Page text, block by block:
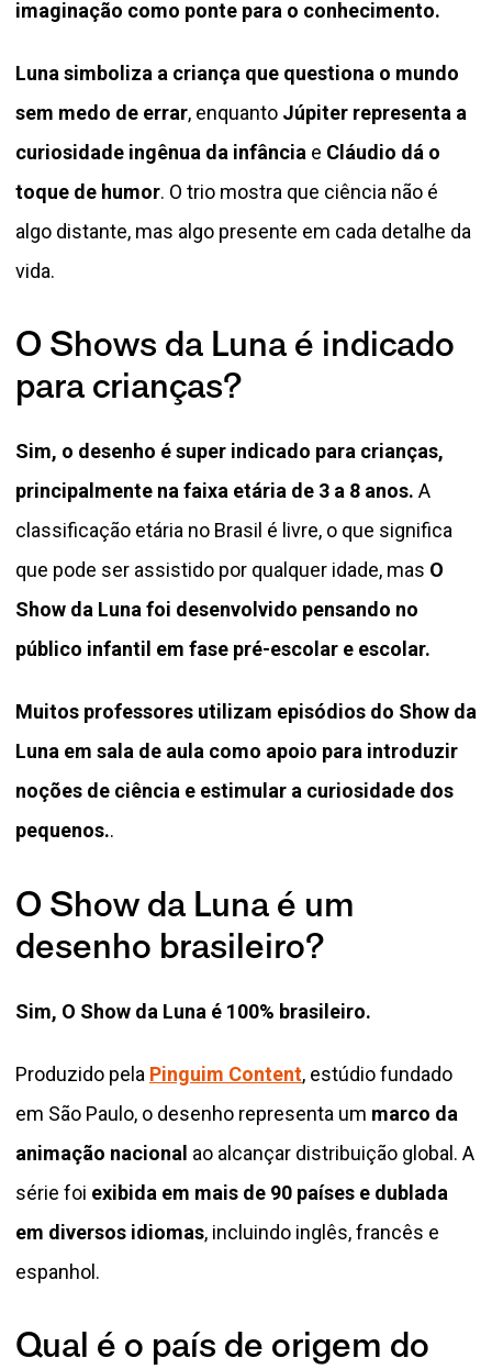
imaginação como ponte para o conhecimento.
Luna simboliza a criança que questiona o mundo
sem medo de errar, enquanto Júpiter representa a
curiosidade ingênua da infância e Cláudio dá o
toque de humor. O trio mostra que ciência não é
algo distante, mas algo presente em cada detalhe da
vida.
O Shows da Luna é indicado
para crianças?
Sim, o desenho é super indicado para crianças,
principalmente na faixa etária de 3 a 8 anos. A
classificação etária no Brasil é livre, o que significa
que pode ser assistido por qualquer idade, mas O
Show da Luna foi desenvolvido pensando no
público infantil em fase pré-escolar e escolar.
Muitos professores utilizam episódios do Show da
Luna em sala de aula como apoio para introduzir
noções de ciência e estimular a curiosidade dos
pequenos..
O Show da Luna é um
desenho brasileiro?
Sim, O Show da Luna é 100% brasileiro.
Produzido pela Pinguim Content, estúdio fundado
em São Paulo, o desenho representa um marco da
animação nacional ao alcançar distribuição global. A
série foi exibida em mais de 90 países e dublada
em diversos idiomas, incluindo inglês, francês e
espanhol.
Qual é o país de origem do